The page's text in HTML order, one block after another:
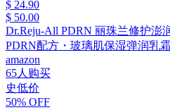
$ 24.90
$ 50.00
Dr.Reju-All PDRN 丽珠兰修护澎
PDRN配方・玻璃肌保湿弹润乳
amazon
65人购买
史低价
50% OFF